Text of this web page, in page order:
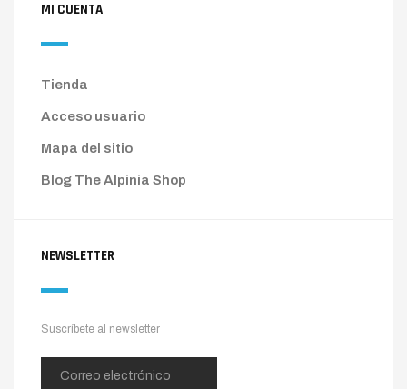
MI CUENTA
Tienda
Acceso usuario
Mapa del sitio
Blog The Alpinia Shop
NEWSLETTER
Suscríbete al newsletter